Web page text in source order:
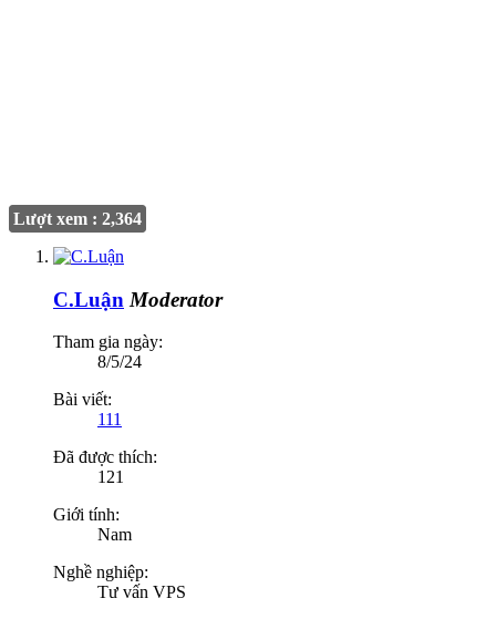
Lượt xem : 2,364
C.Luận Moderator
Tham gia ngày:
8/5/24
Bài viết:
111
Đã được thích:
121
Giới tính:
Nam
Nghề nghiệp:
Tư vấn VPS